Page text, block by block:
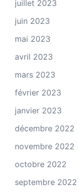
juillet 2023
juin 2023
mai 2023
avril 2023
mars 2023
février 2023
janvier 2023
décembre 2022
novembre 2022
octobre 2022
septembre 2022